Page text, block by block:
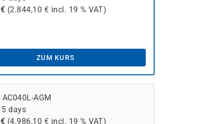
€ (2.844,10 € incl. 19 % VAT)
ZUM KURS
AC040L-AGM
5 days
€ (4.986,10 € incl. 19 % VAT)